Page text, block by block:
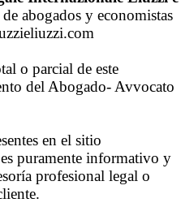
abogados y economistas
o parcial de este
del Abogado- Avvocato
en el sitio
puramente informativo y
profesional legal o